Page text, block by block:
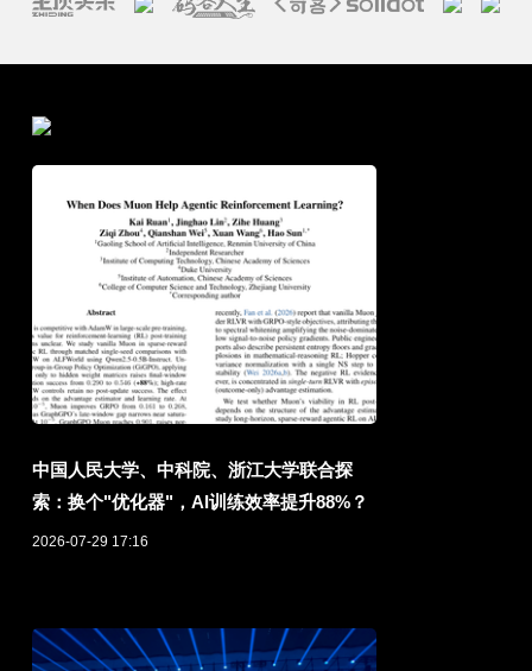
中国人民大学、中科院、浙江大学联合探
索：换个"优化器"，AI训练效率提升88%？
2026-07-29 17:16